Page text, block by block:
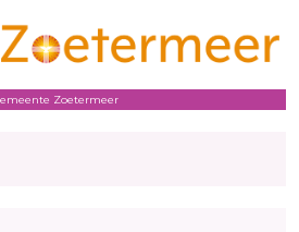
Zoetermeer